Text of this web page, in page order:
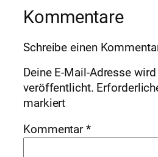
Kommentare
Schreibe einen
Deine E-Mail-Adresse
veröffentlicht.
markiert
Kommentar*